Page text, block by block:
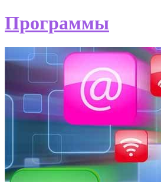
Программы